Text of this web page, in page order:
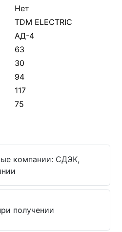
Нет
TDM ELECTRIC
АД-4
63
30
94
117
75
компании: СДЭК,
получении